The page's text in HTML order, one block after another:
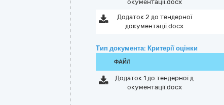
окументації.docx
Додаток 2 до тендерної
документації.docx
Тип документа: Критерії оцінки
ФАЙЛ
Додаток 1 до тендерної д
окументації.docx